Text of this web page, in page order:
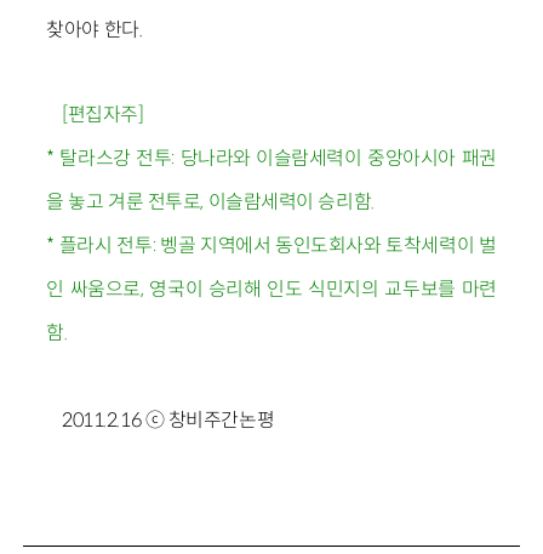
찾아야 한다.
[편집자주]
* 탈라스강 전투: 당나라와 이슬람세력이 중앙아시아 패권
을 놓고 겨룬 전투로, 이슬람세력이 승리함.
* 플라시 전투: 벵골 지역에서 동인도회사와 토착세력이 벌
인 싸움으로, 영국이 승리해 인도 식민지의 교두보를 마련
함.
2011.2.16 ⓒ 창비주간논평